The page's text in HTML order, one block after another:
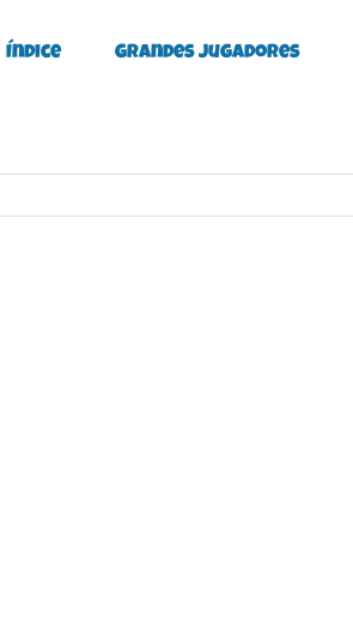
Índice Grandes Jugadores